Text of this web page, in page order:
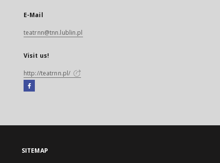
E-Mail
teatrnn@tnn.lublin.pl
Visit us!
http://teatrnn.pl/
Facebook
open
new
SITEMAP